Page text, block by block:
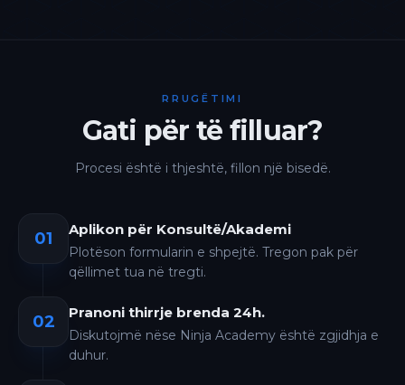
RRUGËTIMI
Gati për të filluar?
Procesi është i thjeshtë, fillon një bisedë.
01 Aplikon për Konsultë/Akademi
Plotëson formularin e shpejtë. Tregon pak për
qëllimet tua në tregti.
02 Pranoni thirrje brenda 24h.
Diskutojmë nëse Ninja Academy është zgjidhja e
duhur.